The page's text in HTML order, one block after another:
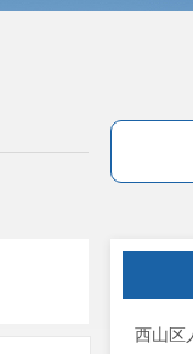
西山区